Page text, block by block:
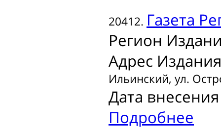
20412. Газета
Регион
Адрес
Ильинский, ул.
Дата
Подробнее